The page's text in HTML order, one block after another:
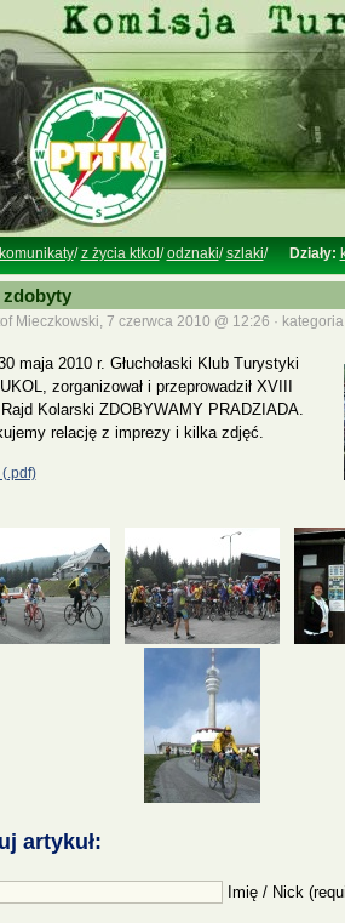
komunikaty/z życia ktkol /odznaki/szlaki/ Działy:
zdobyty
Mieczkowski, 7 czerwca 2010 @ 12:26 · kategoria
maja 2010 r. Głuchołaski Klub Turystyki
zorganizował i przeprowadził XVIII
Kolarski ZDOBYWAMY PRADZIADA.
relację z imprezy i kilka zdjęć.
artykuł:
Imię / Nick